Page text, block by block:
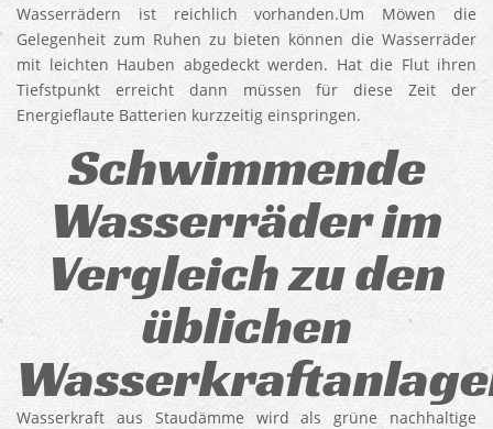
Wasserrädern ist reichlich vorhanden.Um Möwen die
Gelegenheit zum Ruhen zu bieten können die Wasserräder
mit leichten Hauben abgedeckt werden. Hat die Flut ihren
Tiefstpunkt erreicht dann müssen für diese Zeit der
Energieflaute Batterien kurzzeitig einspringen.
Schwimmende
Wasserräder im
Vergleich zu den
üblichen
Wasserkraft aus Staudämme wird als grüne nachhaltige